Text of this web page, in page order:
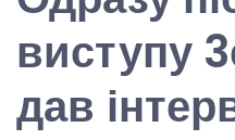
виступу
дав